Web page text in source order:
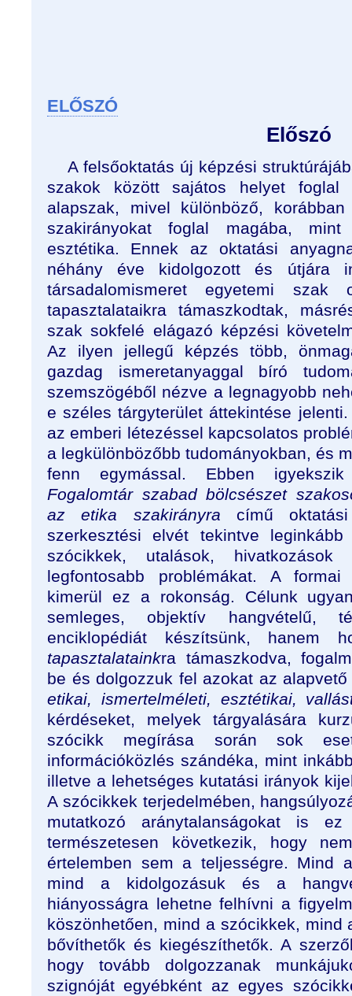
ELŐSZÓ
Előszó
A felsőoktatás új képzési
szakok között sajátos helyet
alapszak, mivel különböző,
szakirányokat foglal magába,
esztétika. Ennek az oktatási
néhány éve kidolgozott és útjára
társadalomismeret egyetemi szak
tapasztalataikra támaszkodtak,
szak sokfelé elágazó képzési
Az ilyen jellegű képzés több,
gazdag ismeretanyaggal bíró
szemszögéből nézve a legnagyobb
e széles tárgyterület áttekintése
az emberi létezéssel kapcsolatos
a legkülönbözőbb tudományokban, és
fenn egymással. Ebben
Fogalomtár szabad bölcsészet
az etika szakirányra című
szerkesztési elvét tekintve
szócikkek, utalások,
legfontosabb problémákat. A formai
kimerül ez a rokonság. Célunk
semleges, objektív hangvételű,
enciklopédiát készítsünk,
tapasztalatainkra támaszkodva,
be és dolgozzuk fel azokat az
etikai, ismertelméleti, esztétikai,
kérdéseket, melyek tárgyalására
szócikk megírása során sok
információközlés szándéka, mint
illetve a lehetséges kutatási irányok
A szócikkek terjedelmében,
mutatkozó aránytalanságokat is ez
természetesen következik, hogy
értelemben sem a teljességre. Mind
mind a kidolgozásuk és a
hiányosságra lehetne felhívni a
köszönhetően, mind a szócikkek, mind
bővíthetők és kiegészíthetők. A
hogy tovább dolgozzanak
szignóját egyébként az egyes